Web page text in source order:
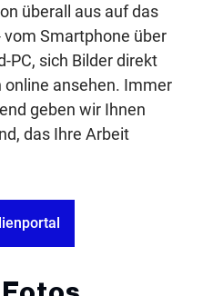
überall aus auf das
Smartphone über
PC, sich Bilder direkt
online ansehen. Immer
geben wir Ihnen
das Ihre Arbeit